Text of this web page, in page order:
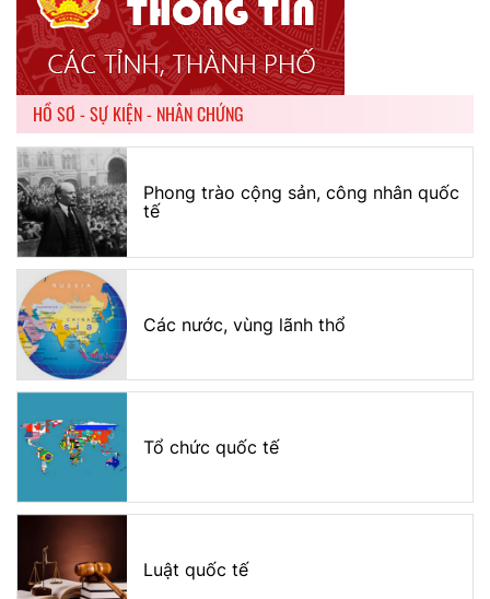
HỒ SƠ - SỰ KIỆN - NHÂN CHỨNG
Phong trào cộng sản, công nhân quốc
tế
Các nước, vùng lãnh thổ
Tổ chức quốc tế
Luật quốc tế